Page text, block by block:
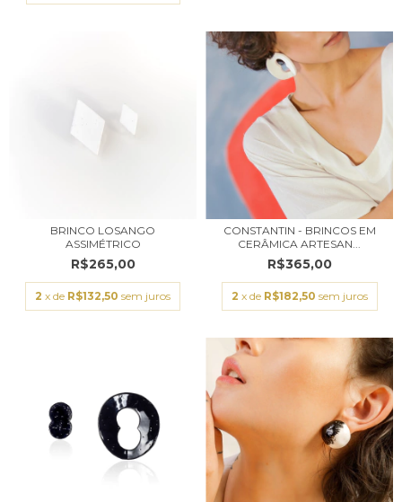
BRINCO LOSANGO
ASSIMÉTRICO
R$265,00
2 x de R$132,50 sem juros
CONSTANTIN - BRINCOS EM
CERÂMICA ARTESAN...
R$365,00
2 x de R$182,50 sem juros